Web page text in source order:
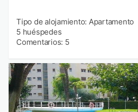
Tipo de alojamiento: Apartamento
5 huéspedes
Comentarios: 5